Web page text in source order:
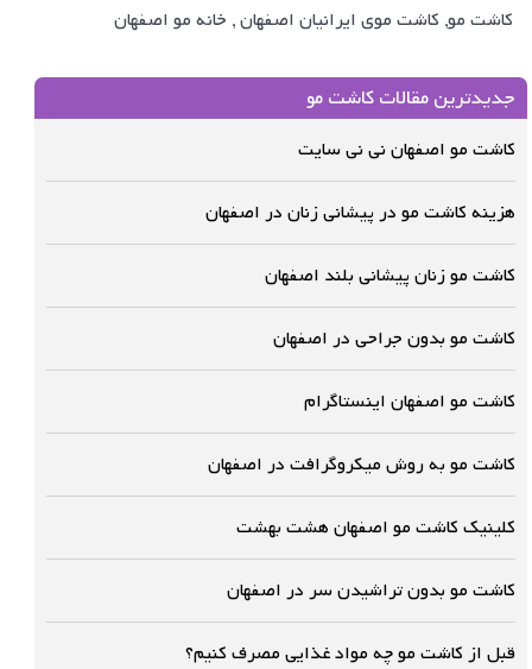
کاشت مو, کاشت موی ایرانیان اصفهان , خانه مو اصفهان
جدیدترین مقالات کاشت مو
کاشت مو اصفهان نی نی سایت
هزینه کاشت مو در پیشانی زنان در اصفهان
کاشت مو زنان پیشانی بلند اصفهان
کاشت مو بدون جراحی در اصفهان
کاشت مو اصفهان اینستاگرام
کاشت مو به روش میکروگرافت در اصفهان
کلینیک کاشت مو اصفهان هشت بهشت
کاشت مو بدون تراشیدن سر در اصفهان
قبل از کاشت مو چه مواد غذایی مصرف کنیم؟